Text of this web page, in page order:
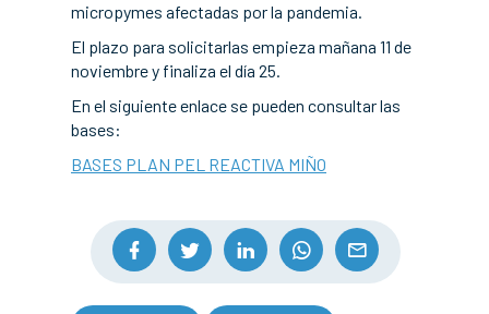
micropymes afectadas por la pandemia.
El plazo para solicitarlas empieza mañana 11 de
noviembre y finaliza el día 25.
En el siguiente enlace se pueden consultar las
bases:
BASES PLAN PEL REACTIVA MIÑO